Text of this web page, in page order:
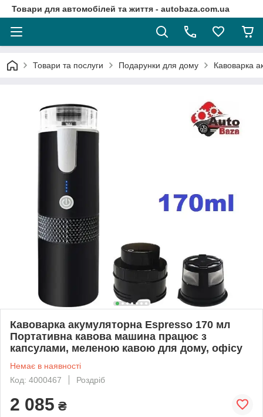
Товари для автомобілей та життя - autobaza.com.ua
Товари та послуги Подарунки для дому Кавоварка
Кавоварка акумуляторна Espresso 170 мл
Портативна кавова машина працює з
капсулами, меленою кавою для дому, офісу
Немає в наявності
Код: 4000467
Роздріб
2 085 ₴